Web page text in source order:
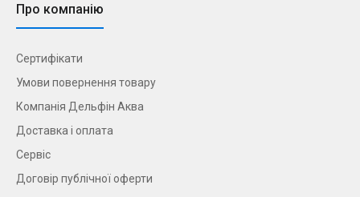
Про компанію
Сертифікати
Умови повернення товару
Компанія Дельфін Аква
Доставка і оплата
Сервіс
Договір публічної оферти